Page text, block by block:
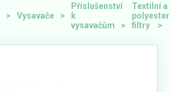
Vysavače
Příslušenství
k
vysavačům
Textilní a
polyester
filtry